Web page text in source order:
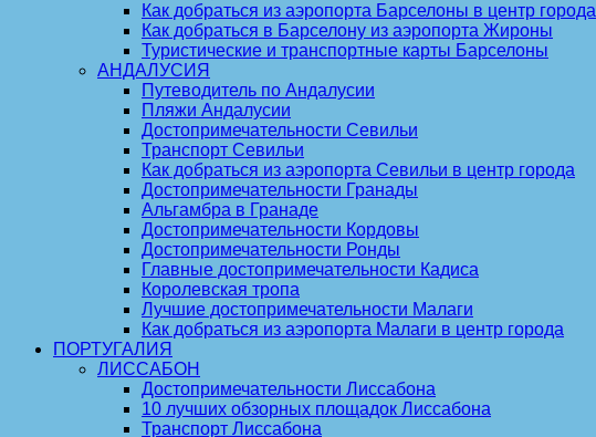
Как добраться из аэропорта Барселоны в центр города
Как добраться в Барселону из аэропорта Жироны
Туристические и транспортные карты Барселоны
АНДАЛУСИЯ
Путеводитель по Андалусии
Пляжи Андалусии
Достопримечательности Севильи
Транспорт Севильи
Как добраться из аэропорта Севильи в центр города
Достопримечательности Гранады
Альгамбра в Гранаде
Достопримечательности Кордовы
Достопримечательности Ронды
Главные достопримечательности Кадиса
Королевская тропа
Лучшие достопримечательности Малаги
Как добраться из аэропорта Малаги в центр города
ПОРТУГАЛИЯ
ЛИССАБОН
Достопримечательности Лиссабона
10 лучших обзорных площадок Лиссабона
Транспорт Лиссабона